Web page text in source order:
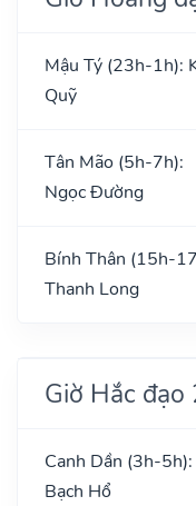
Mậu Tý (23h-1h):
Quỹ
Tân Mão (5h-7h):
Ngọc Đường
Bính Thân (15h-
Thanh Long
Giờ Hắc
Canh Dần (3h-5h):
Bạch Hổ